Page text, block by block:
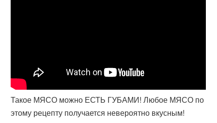
Такое МЯСО можно ЕСТЬ ГУБАМИ! Любое МЯСО по
этому рецепту получается невероятно вкусным!